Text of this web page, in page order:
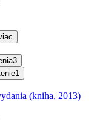
3
1
(kniha, 2013)